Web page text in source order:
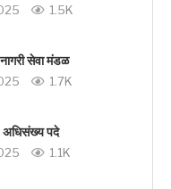
1.5K
सेवा मंडळ
1.7K
: अधिसंख्य पदे
1.1K